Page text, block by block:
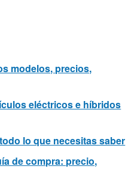
modelos, precios,
eléctricos e híbridos
lo que necesitas saber
de compra: precio,